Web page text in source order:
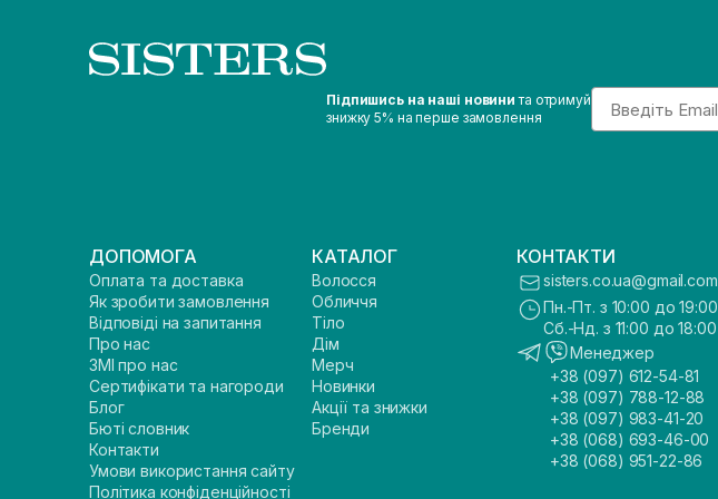
Підпишись на наші новини та отримуй
знижку 5% на перше замовлення
Email
ДОПОМОГА
Оплата та доставка
Як зробити замовлення
Відповіді на запитання
Про нас
ЗМІ про нас
Сертифікати та нагороди
Блог
Бюті словник
Контакти
Умови використання сайту
Політика конфіденційності
КАТАЛОГ
Волосся
Обличчя
Тіло
Дім
Мерч
Новинки
Акції та знижки
Бренди
КОНТАКТИ
sisters.co.ua@gmail.com
Пн.-Пт. з 10:00 до 19:00
Сб.-Нд. з 11:00 до 18:00
Менеджер
+38 (097) 612-54-81
+38 (097) 788-12-88
+38 (097) 983-41-20
+38 (068) 693-46-00
+38 (068) 951-22-86